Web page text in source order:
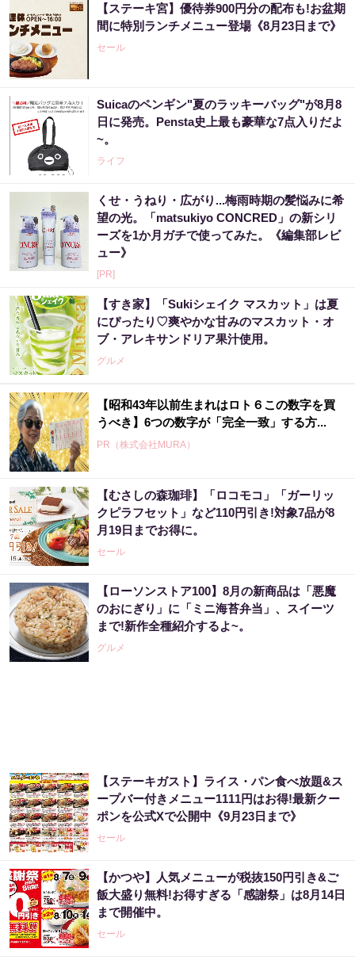
【ステーキ宮】優待券900円分の配布も!お盆期
間に特別ランチメニュー登場《8月23日まで》
セール
Suicaのペンギン"夏のラッキーバッグ"が8月8
日に発売。Pensta史上最も豪華な7点入りだよ
~。
ライフ
くせ・うねり・広がり...梅雨時期の髪悩みに希
望の光。「matsukiyo CONCRED」の新シリ
ーズを1か月ガチで使ってみた。《編集部レビ
ュー》
[PR]
【すき家】「Sukiシェイク マスカット」は夏
にぴったり♡爽やかな甘みのマスカット・オ
ブ・アレキサンドリア果汁使用。
グルメ
【昭和43年以前生まれはロト６この数字を買
うべき】6つの数字が「完全一致」する方...
PR（株式会社MURA）
カードローン地獄から抜け出したい人は、返
済を3～6ヶ月停止して『大幅に減額してか...
PR（渋谷法務総合事務所）
アマゾン1位の実績！380円で5日間お試し。
PR（ハーブ健康本舗）
アマゾン1位「このお茶ガチです」噂のお茶
PR（ハーブ健康本舗）
カードローン50万円以上の人は、返済を3～6
ヶ月停止して『大幅に減額してから返済...
PR（渋谷法務総合事務所）
【むさしの森珈琲】「ロコモコ」「ガーリッ
クピラフセット」など110円引き!対象7品が8
月19日までお得に。
セール
【ローソンストア100】8月の新商品は「悪魔
のおにぎり」に「ミニ海苔弁当」、スイーツ
まで!新作全種紹介するよ~。
グルメ
【ステーキガスト】ライス・パン食べ放題&ス
ープバー付きメニュー1111円はお得!最新クー
ポンを公式Xで公開中《9月23日まで》
セール
【かつや】人気メニューが税抜150円引き&ご
飯大盛り無料!お得すぎる「感謝祭」は8月14日
まで開催中。
セール